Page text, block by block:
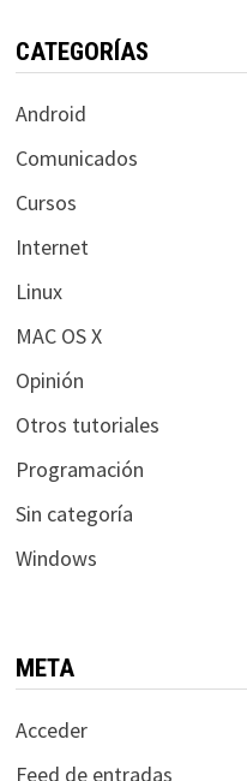
CATEGORÍAS
Android
Comunicados
Cursos
Internet
Linux
MAC OS X
Opinión
Otros tutoriales
Programación
Sin categoría
Windows
META
Acceder
Feed de entradas